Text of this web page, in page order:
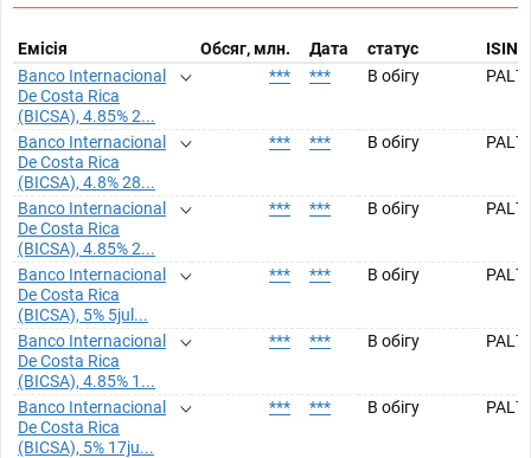
Емісія Обсяг, млн. Дата статус
ISIN
Banco Internacional
De Costa Rica
(BICSA), 4.85% 2...
*** *** В обігу
Banco Internacional
De Costa Rica
(BICSA), 4.8% 28...
*** *** В обігу
Banco Internacional
De Costa Rica
(BICSA), 4.85% 2...
*** *** В обігу
Banco Internacional
De Costa Rica
(BICSA), 5% 5jul...
*** *** В обігу
Banco Internacional
De Costa Rica
(BICSA), 4.85% 1...
*** *** В обігу
Banco Internacional
De Costa Rica
(BICSA), 5% 17ju...
*** *** В обігу